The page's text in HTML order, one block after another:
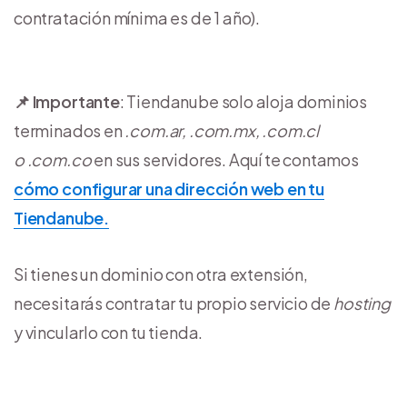
contratación mínima es de 1 año).
📌 Importante: Tiendanube solo aloja dominios
terminados en .com.ar, .com.mx, .com.cl
o .com.coen sus servidores. Aquí te contamos
cómo configurar una dirección web en tu
Tiendanube.
Si tienes un dominio con otra extensión,
necesitarás contratar tu propio servicio de hosting
y vincularlo con tu tienda.